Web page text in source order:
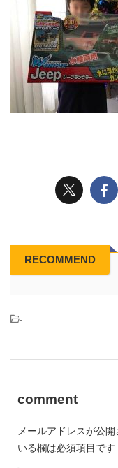
RECOMMEND
-
comment
メールアドレスが公
いる欄は必須項目です